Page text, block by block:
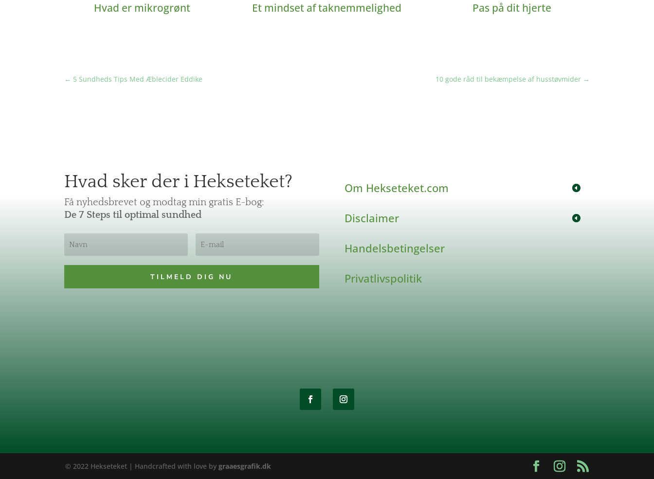
Hvad er mikrogrønt Et mindset af taknemmelighed Pas på dit hjerte
← 5 Sundheds Tips Med Æblecider Eddike 10 gode råd til bekæmpelse af husstøvmider →
Hvad sker der i Hekseteket?
Få nyhedsbrevet og modtag min gratis E-bog:
De 7 Steps til optimal sundhed
TILMELD DIG NU
Om Hekseteket.com
Disclaimer
Handelsbetingelser
Privatlivspolitik
© 2022 Hekseteket | Handcrafted with love bygraaesgrafik.dk